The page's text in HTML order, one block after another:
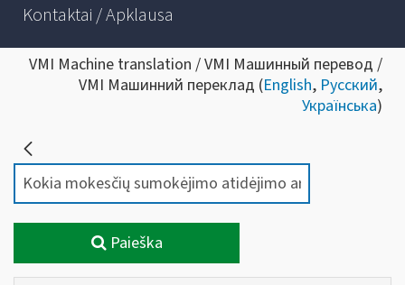
Kontaktai / Apklausa
VMI Machine translation / VMI Машинный перевод /
VMI Машинний переклад (English, Русский,
Українська)
Paieška